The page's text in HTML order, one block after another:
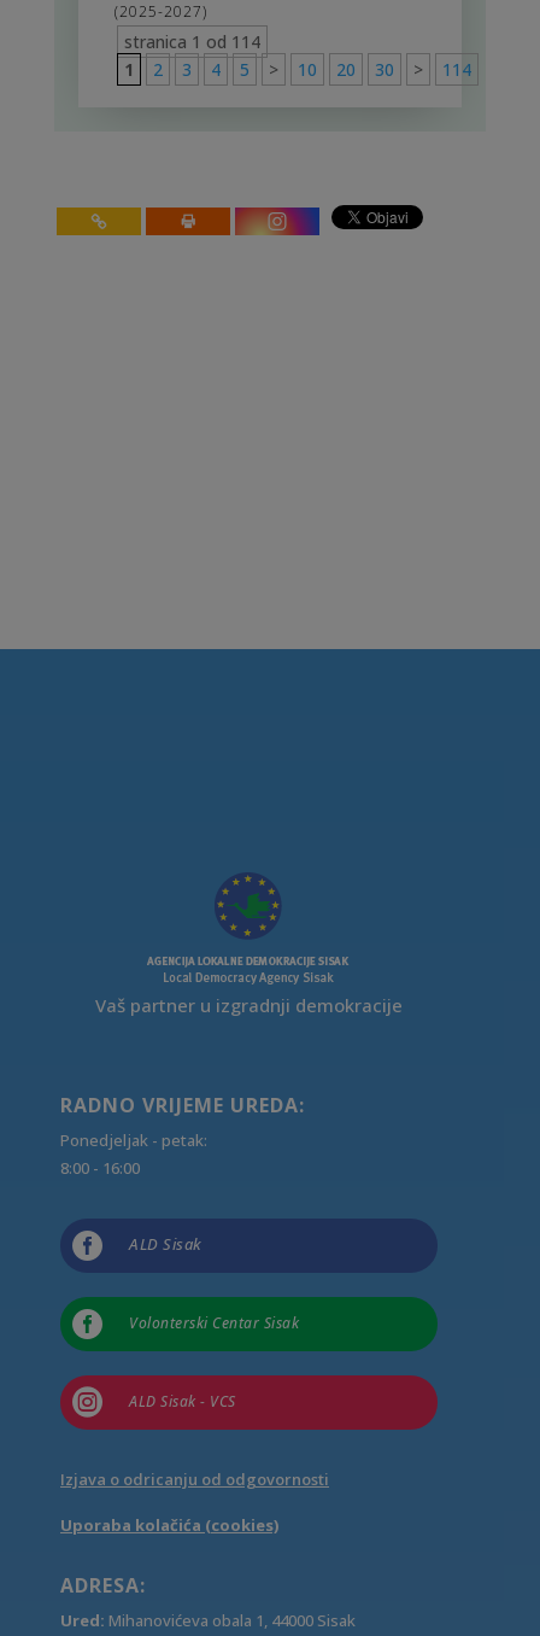
(2025-2027)
stranica 1 od 114
1
2 3 4 5 > 10 20 30 > 114
Vaš partner u izgradnji demokracije
RADNO VRIJEME UREDA:
Ponedjeljak - petak:
8:00 - 16:00
 ALD Sisak
 Volonterski Centar Sisak
 ALD Sisak - VCS
Izjava o odricanju od odgovornosti
Uporaba kolačića (cookies)
ADRESA:
Ured: Mihanovićeva obala 1, 44000 Sisak